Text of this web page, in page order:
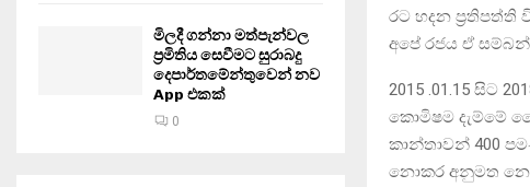
රට හදන ප්‍රතිපත්ති
අපේ රජය ඒ
2015 .01.15 සිට
කොමිෂම දැම්මේ
කාන්තාවන් 400
නොකර අනුමත
මිලදී ගන්නා මත්පැන්වල
ප්‍රමිතිය සෙවීමට සුරාබදු
දෙපාර්තමේන්තුවෙන් නව
App එකක්
0